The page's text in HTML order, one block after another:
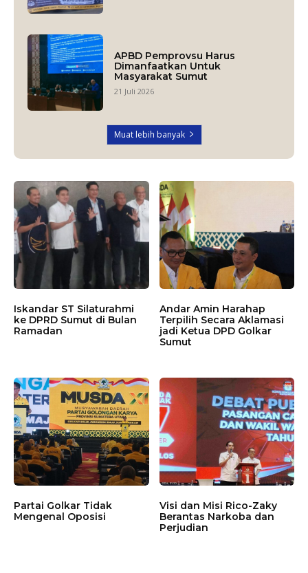
APBD Pemprovsu Harus
Dimanfaatkan Untuk
Masyarakat Sumut
21 Juli 2026
Muat lebih banyak
Iskandar ST Silaturahmi
ke DPRD Sumut di Bulan
Ramadan
Andar Amin Harahap
Terpilih Secara Aklamasi
jadi Ketua DPD Golkar
Sumut
Partai Golkar Tidak
Mengenal Oposisi
Visi dan Misi Rico-Zaky
Berantas Narkoba dan
Perjudian